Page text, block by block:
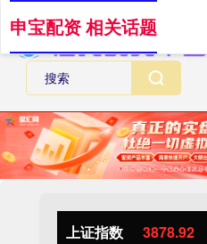
上证指数 3878.92
申宝配资 相关话题